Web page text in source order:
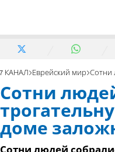
7 КАНАЛ Еврейский мир Сотни
Сотни
доме